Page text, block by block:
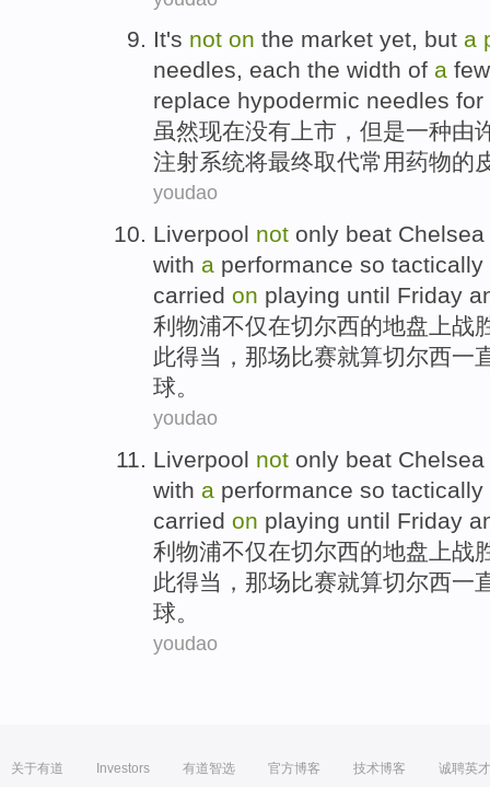
It's not on the market yet, but a
needles, each the width of a
replace hypodermic needles
虽然现在没有 上市 ， 但是一种由
注射系统将最终取代常用药物的
youdao
Liverpool not only beat Chelsea
with a performance so tactically
carried on playing until Friday
利物浦不仅在切尔西的地盘 上战
此得当，那场比赛就算切尔西一
球。
youdao
Liverpool not only beat Chelsea
with a performance so tactically
carried on playing until Friday
利物浦不仅在切尔西的地盘 上战
此得当，那场比赛就算切尔西一
球。
youdao
关于有道 Investors 有道智选 官方博客 技术博客 诚聘英才